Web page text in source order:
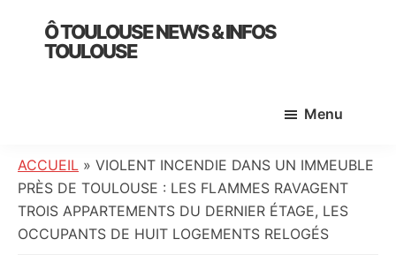
primary
Ô TOULOUSE NEWS & INFOS
TOULOUSE
:
info
locale,
société,
Menu
ACCUEIL » VIOLENT INCENDIE DANS UN IMMEUBLE
PRÈS DE TOULOUSE : LES FLAMMES RAVAGENT
TROIS APPARTEMENTS DU DERNIER ÉTAGE, LES
OCCUPANTS DE HUIT LOGEMENTS RELOGÉS